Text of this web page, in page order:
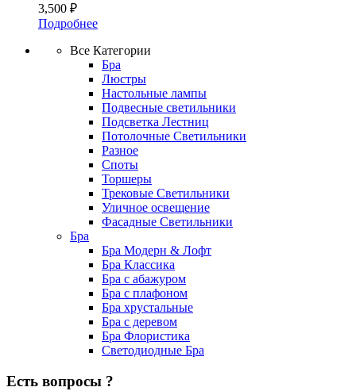
3,500 ₽
Подробнее
Все Категории
Бра
Люстры
Настольные лампы
Подвесные светильники
Подсветка Лестниц
Потолочные Светильники
Разное
Споты
Торшеры
Трековые Светильники
Уличное освещение
Фасадные Светильники
Бра
Бра Модерн & Лофт
Бра Классика
Бра с абажуром
Бра с плафоном
Бра хрустальные
Бра с деревом
Бра Флористика
Светодиодные Бра
Есть вопросы ?